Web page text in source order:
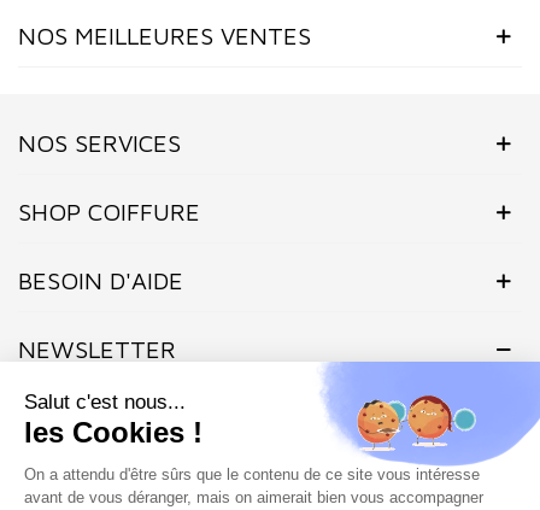
NOS MEILLEURES VENTES
NOS SERVICES
SHOP COIFFURE
BESOIN D'AIDE
NEWSLETTER
Inscrivez-vous dès maintenant à notre Newsletter et recevez en
exclusivité nos offres flashs, promotions et actualités.